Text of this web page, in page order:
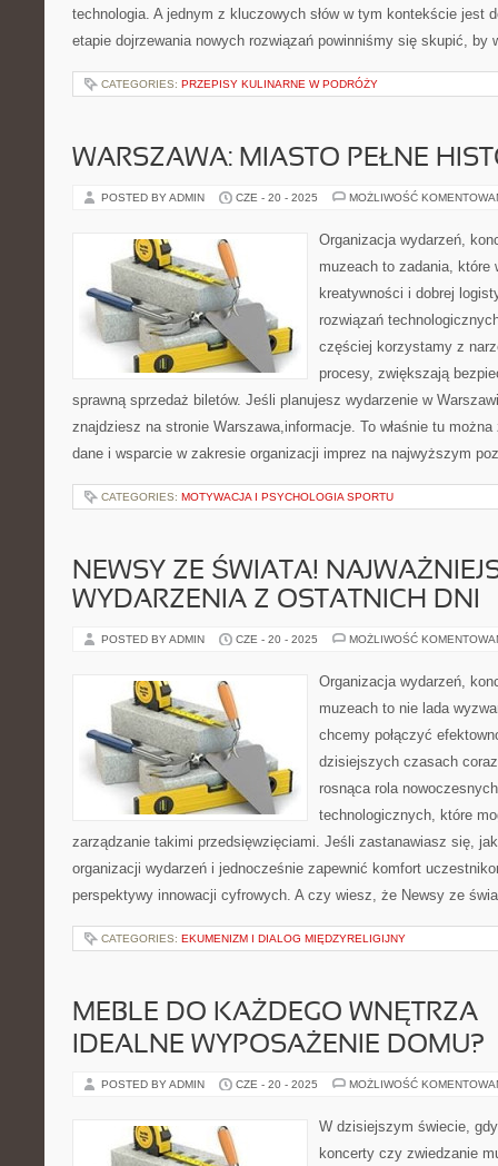
technologia. A jednym z kluczowych słów w tym kontekście jest
etapie dojrzewania nowych rozwiązań powinniśmy się skupić,
CATEGORIES: PRZEPISY KULINARNE W PODRÓŻY
WARSZAWA: MIASTO PEŁNE
POSTED BY ADMIN CZE - 20 - 2025 MOŻLIWOŚĆ
Organizacja wydarzeń,
muzeach to zadania, które
kreatywności i dobrej
rozwiązań
częściej korzystamy z
procesy, zwiększają
sprawną sprzedaż biletów. Jeśli planujesz wydarzenie w
znajdziesz na stronie Warszawa,informacje. To właśnie tu
dane i wsparcie w zakresie organizacji imprez na najwyższym
CATEGORIES: MOTYWACJA I PSYCHOLOGIA SPORTU
NEWSY ZE ŚWIATA!
WYDARZENIA Z OSTATNICH DNI
POSTED BY ADMIN CZE - 20 - 2025 MOŻLIWOŚĆ
Organizacja wydarzeń,
muzeach to nie lada
chcemy połączyć
dzisiejszych czasach
rosnąca rola
technologicznych, które
zarządzanie takimi przedsięwzięciami. Jeśli zastanawiasz się,
organizacji wydarzeń i jednocześnie zapewnić komfort
perspektywy innowacji cyfrowych. A czy wiesz, że Newsy ze
CATEGORIES: EKUMENIZM I DIALOG MIĘDZYRELIGIJNY
MEBLE DO KAŻDEGO WNĘTRZA
IDEALNE WYPOSAŻENIE DOMU?
POSTED BY ADMIN CZE - 20 - 2025 MOŻLIWOŚĆ
W dzisiejszym świecie,
koncerty czy zwiedzanie